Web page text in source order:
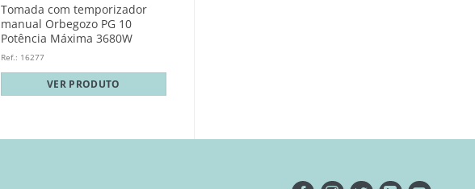
Tomada com temporizador
manual Orbegozo PG 10
Potência Máxima 3680W
Ref.: 16277
VER PRODUTO